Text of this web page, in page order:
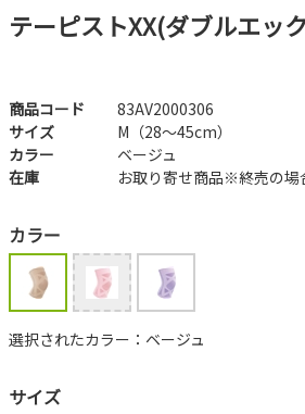
テーピストXX(ダブルエ
商品コード
83AV2000306
サイズ
M（28～45cm）
カラー
ベージュ
在庫
お取り寄せ商品※終売の場
カラー
選択されたカラー：ベージュ
サイズ